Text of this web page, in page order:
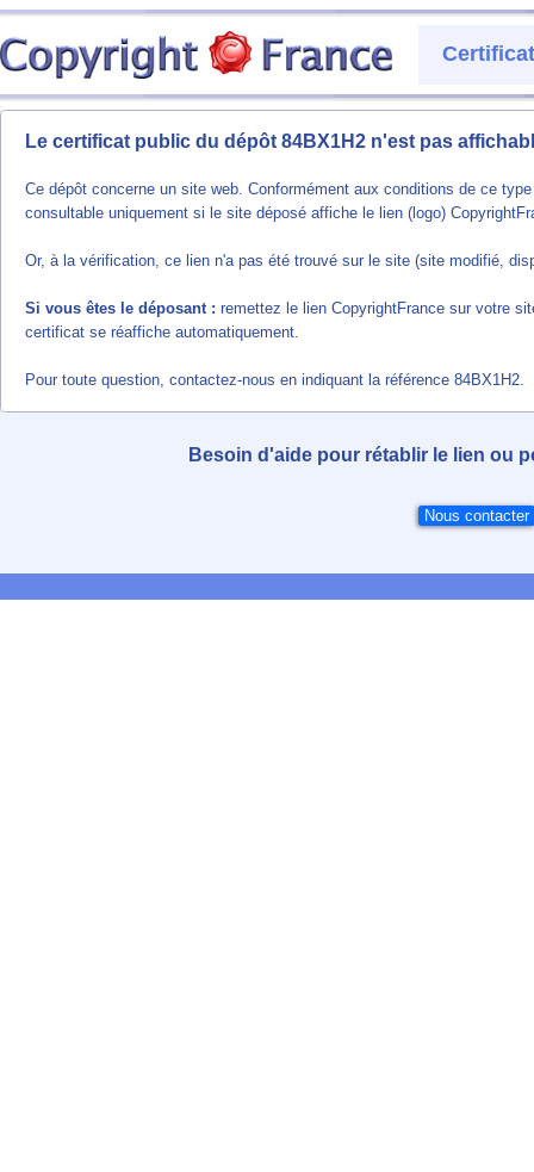
Le certificat public du dépôt 84BX1H2 n'est pas
Ce dépôt concerne un site web. Conformément aux conditions de ce
consultable uniquement si le site déposé affiche le lien (logo)
Or, à la vérification, ce lien n'a pas été trouvé sur le site (site modifié,
Si vous êtes le déposant : remettez le lien CopyrightFrance sur votre
certificat se réaffiche automatiquement.
Pour toute question, contactez-nous en indiquant la référence 84BX1H2.
Besoin d'aide pour rétablir le lien ou
Nous contacter